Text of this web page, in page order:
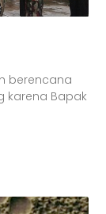
berencana
karena Bapak